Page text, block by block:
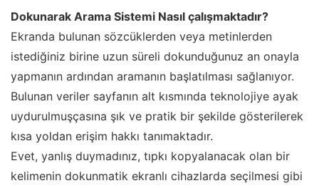
Dokunarak Arama Sistemi Nasıl çalışmaktadır?
Ekranda bulunan sözcüklerden veya metinlerden
istediğiniz birine uzun süreli dokunduğunuz an onayla
yapmanın ardından aramanın başlatılması sağlanıyor.
Bulunan veriler sayfanın alt kısmında teknolojiye ayak
uydurulmuşçasına şık ve pratik bir şekilde gösterilerek
kısa yoldan erişim hakkı tanımaktadır.
Evet, yanlış duymadınız, tıpkı kopyalanacak olan bir
kelimenin dokunmatik ekranlı cihazlarda seçilmesi gibi